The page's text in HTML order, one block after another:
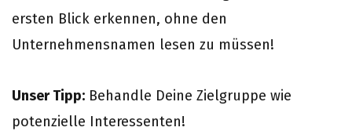
ersten Blick erkennen, ohne den
Unternehmensnamen lesen zu müssen!
Unser Tipp: Behandle Deine Zielgruppe wie
potenzielle Interessenten!